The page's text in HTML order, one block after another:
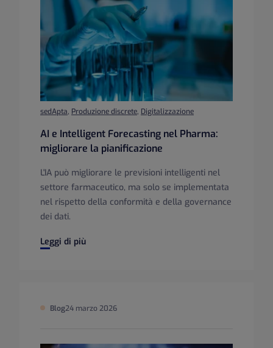
sedApta, Produzione discrete, Digitalizzazione
AI e Intelligent Forecasting nel Pharma:
migliorare la pianificazione
L'IA può migliorare le previsioni intelligenti nel
settore farmaceutico, ma solo se implementata
nel rispetto della conformità e della governance
dei dati.
Leggi di più
AI e Intelligent Forecasting nel Pharma: migliorare la
Blog24 marzo 2026